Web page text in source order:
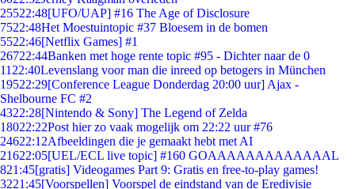
25522:48[UFO/UAP] #16 The Age of Disclosure
7522:48Het Moestuintopic #37 Bloesem in de bomen
5522:46[Netflix Games] #1
26722:44Banken met hoge rente topic #95 - Dichter naar de 0
11 22:40Levenslang voor man die inreed op betogers in München
19522:29[Conference League Donderdag 20:00 uur] Ajax -
Shelbourne FC #2
4322:28[Nintendo & Sony] The Legend of Zelda
18022:22Post hier zo vaak mogelijk om 22:22 uur #76
24622:12Afbeeldingen die je gemaakt hebt met AI
21622:05[UEL/ECL live topic] #160 GOAAAAAAAAAAAAAL
821:45[gratis] Videogames Part 9: Gratis en free-to-play games!
3221:45[Voorspellen] Voorspel de eindstand van de Eredivisie